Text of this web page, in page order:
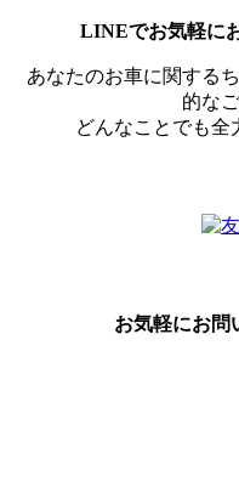
LINEでお気軽に
あなたのお車に関する
的な
どんなことでも全
お気軽にお問